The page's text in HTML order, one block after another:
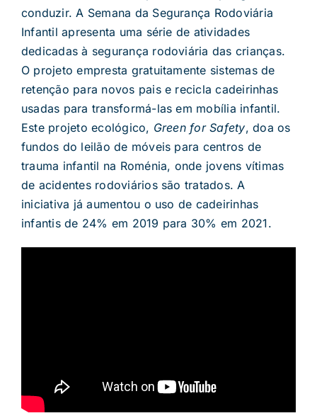
conduzir. A Semana da Segurança Rodoviária
Infantil apresenta uma série de atividades
dedicadas à segurança rodoviária das crianças.
O projeto empresta gratuitamente sistemas de
retenção para novos pais e recicla cadeirinhas
usadas para transformá-las em mobília infantil.
Este projeto ecológico, Green for Safety, doa os
fundos do leilão de móveis para centros de
trauma infantil na Roménia, onde jovens vítimas
de acidentes rodoviários são tratados. A
iniciativa já aumentou o uso de cadeirinhas
infantis de 24% em 2019 para 30% em 2021.